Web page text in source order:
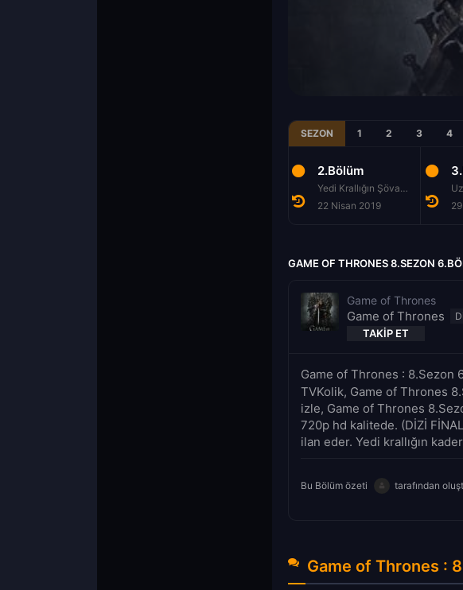
SEZON 1 2 3 4
2.Bölüm
Yedi Krallığın Şövalyesi
22 Nisan 2019
GAME OF THRONES 8.SEZON
Game of Thrones
Game of Thrones
TAKIP ET
Game of Thrones : 8.Sezon
TVKolik, Game of Thrones
izle, Game of Thrones
720p hd kalitede. (DİZİ
ilan eder. Yedi krallığın
Bu Bölüm özeti tarafından
Game of Thrones :